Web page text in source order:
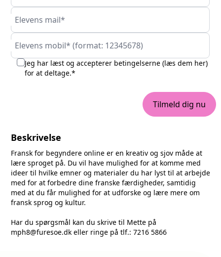
Elevens mail*
Elevens mobil* (format: 12345678)
Jeg har læst og accepterer betingelserne (læs dem her)
for at deltage.*
Tilmeld dig nu
Beskrivelse
Fransk for begyndere online er en kreativ og sjov måde at
lære sproget på. Du vil have mulighed for at komme med
ideer til hvilke emner og materialer du har lyst til at arbejde
med for at forbedre dine franske færdigheder, samtidig
med at du får mulighed for at udforske og lære mere om
fransk sprog og kultur.
Har du spørgsmål kan du skrive til Mette på
mph8@furesoe.dk eller ringe på tlf.: 7216 5866